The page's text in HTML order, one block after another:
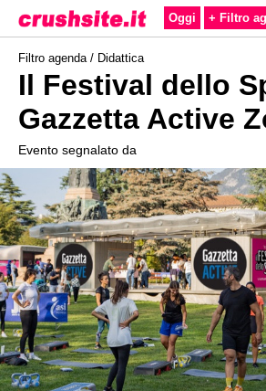
Oggi + Filtro
Filtro agenda / Didattica
Il Festival dello
Gazzetta Active
Evento segnalato da